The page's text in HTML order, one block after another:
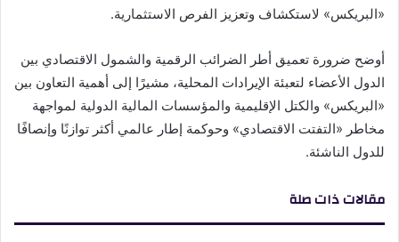
«البريكس» لاستكشاف وتعزيز الفرص الاستثمارية.
أوضح ضرورة تعميق أطر الضرائب الرقمية والشمول الاقتصادي بين
الدول الأعضاء لتعبئة الإيرادات المحلية، مشيرًا إلى أهمية التعاون بين
«البريكس» والكتل الإقليمية والمؤسسات المالية الدولية لمواجهة
مخاطر «التفتت الاقتصادي» وحوكمة إطار عالمي أكثر توازنًا وإنصافًا
للدول الناشئة.
مقالات ذات صلة